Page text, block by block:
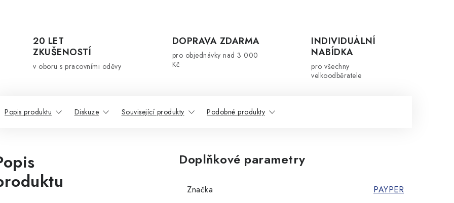
20 LET
ZKUŠENOSTÍ
v oboru s pracovními oděvy
DOPRAVA ZDARMA
pro objednávky nad 3 000
Kč
INDIVIDUÁLNÍ
NABÍDKA
pro všechny
velkoodběratele
Popis produktu Diskuze Související produkty Podobné produkty
Doplňkové parametry
Značka PAYPER